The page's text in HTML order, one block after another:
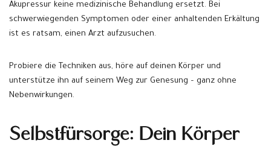
Akupressur keine medizinische Behandlung ersetzt. Bei
schwerwiegenden Symptomen oder einer anhaltenden Erkältung
ist es ratsam, einen Arzt aufzusuchen.
Probiere die Techniken aus, höre auf deinen Körper und
unterstütze ihn auf seinem Weg zur Genesung – ganz ohne
Nebenwirkungen.
Selbstfürsorge: Dein Körper